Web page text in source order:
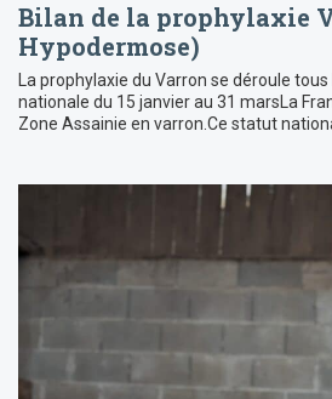
Bilan de la prophylaxie
Hypodermose)
La prophylaxie du Varron se déroule tous
nationale du 15 janvier au 31 marsLa
Zone Assainie en varron.Ce statut